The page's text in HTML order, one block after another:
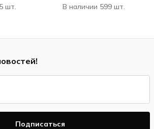
шт. В наличии 599 шт.
Подписаться